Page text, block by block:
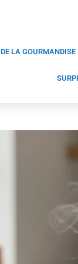
LA GOURMANDISE